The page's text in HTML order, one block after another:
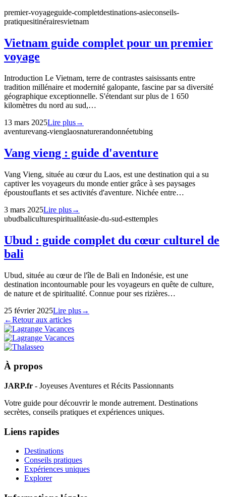
premier-voyageguide-completdestinations-asieconseils-
pratiquesitinérairesvietnam
Vietnam guide complet pour un premier
voyage
Introduction Le Vietnam, terre de contrastes saisissants entre
tradition millénaire et modernité galopante, fascine par sa diversité
géographique exceptionnelle. S'étendant sur plus de 1 650
kilomètres du nord au sud,…
13 mars 2025Lire plus→
aventurevang-vienglaosnaturerandonnéetubing
Vang vieng : guide d'aventure
Vang Vieng, située au cœur du Laos, est une destination qui a su
captiver les voyageurs du monde entier grâce à ses paysages
époustouflants et ses activités d'aventure. Nichée entre…
3 mars 2025Lire plus→
ubudbaliculturespiritualitéasie-du-sud-esttemples
Ubud : guide complet du cœur culturel de
bali
Ubud, située au cœur de l'île de Bali en Indonésie, est une
destination incontournable pour les voyageurs en quête de culture,
de nature et de spiritualité. Connue pour ses rizières…
25 février 2025Lire plus→
←Retour aux articles
À propos
JARP.fr - Joyeuses Aventures et Récits Passionnants
Votre guide pour découvrir le monde autrement. Destinations
secrètes, conseils pratiques et expériences uniques.
Liens rapides
Destinations
Conseils pratiques
Expériences uniques
Explorer